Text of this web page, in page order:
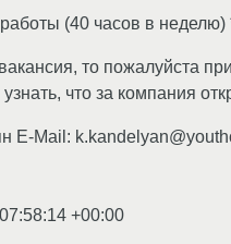
(40 часов в
то пожалуйста
что за компания
E-Mail:
+00:00